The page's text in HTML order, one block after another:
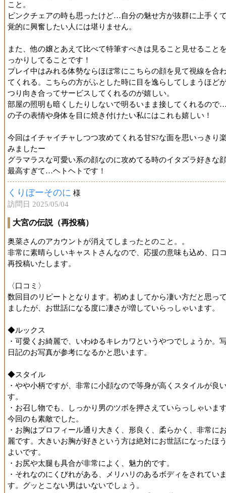
こと。
ピンクチェアの時も思ったけど…自分の魅せ方が抜群に上手く
覚的に興奮したい人には堪りません。
また、他の嬢とあえて比べて特筆すべきは見ること見せること
っかりしてることです！
プレイ中はみれる体勢ならほぼ常にこちらの顔を見て視線を合
てくれる。こちらの方がふとした時に目を逸らしてしまうほど
つり向き合ってサービスしてくれるのが嬉しい。
部屋の照明も暗くしたりしないで明るいまま接してくれるので
の子の表情や身体を目に焼き付けたい私にはこれも嬉しい！
今回はイチャイチャしつつ攻めてくれる甘S?な面を思いっきり
みましたー
グラマラスな可愛い系の顔なのに攻めてる時のイタズラ好きな
最高すぎて…ヘトヘトです！
くりぼーそのに 様
訪問日 2025/05/04
大宮の伝説（再投稿）
奥菜さんのアカウントが消えてしまったとのこと。。
非常に素晴らしいキャストさんなので、応援の意味も込め、口
再投稿いたします。
〈口コミ〉
数回目のリピートとなります。初めましてから凄い方だと思っ
ましたが、お世話になる度に凄さが増していらっしゃいます。
◆ルックス
・可愛くお綺麗で、いわゆるキレカワというやつでしょうか。
日記のお写真が参考になるかと思います。
◆スタイル
・やや小柄ですが、非常に小顔なので等身が高くスタイルが良
す。
・お召し物でも、しっかり男のツボを押さえていらっしゃいま
今回のも素敵でした。
・お胸はプロフィール通り大きく、形良く、柔らかく、非常に
麗です。大きいお胸が好きという方は絶対にお世話になったほ
よいです。
・お尻や太腿も具合が非常によく、魅力的です。
・それなのにくびれがある、メリハリのあるボディをされてい
す。グッとこない男はいないでしょう。